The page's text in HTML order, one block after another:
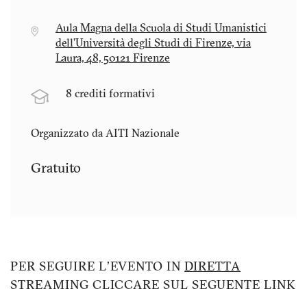
Aula Magna della Scuola di Studi Umanistici
dell’Università degli Studi di Firenze, via
Laura, 48, 50121 Firenze
8 crediti formativi
Organizzato da AITI Nazionale
Gratuito
PER SEGUIRE L'EVENTO IN DIRETTA
STREAMING CLICCARE SUL SEGUENTE LINK